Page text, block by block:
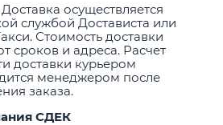
осуществляется
службой Достависта или
Стоимость доставки
сроков и адреса. Расчет
доставки курьером
менеджером после
заказа.
СДЕК